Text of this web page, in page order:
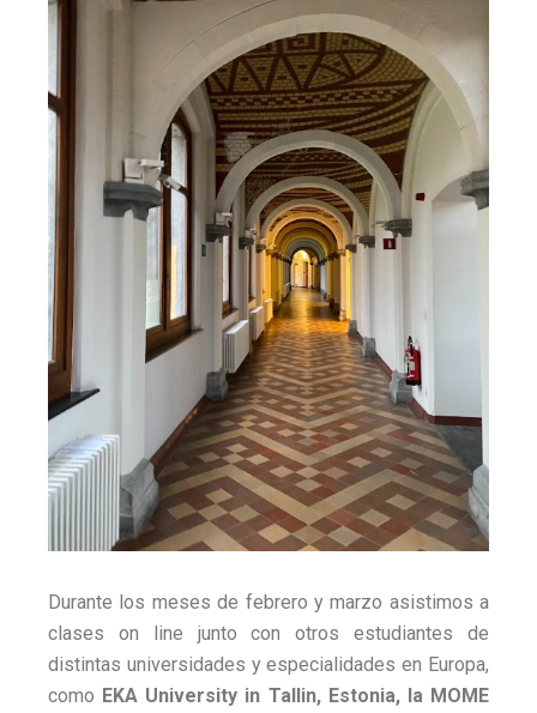
Durante los meses de febrero y marzo asistimos a
clases on line junto con otros estudiantes de
distintas universidades y especialidades en Europa,
como EKA University in Tallin, Estonia, la MOME